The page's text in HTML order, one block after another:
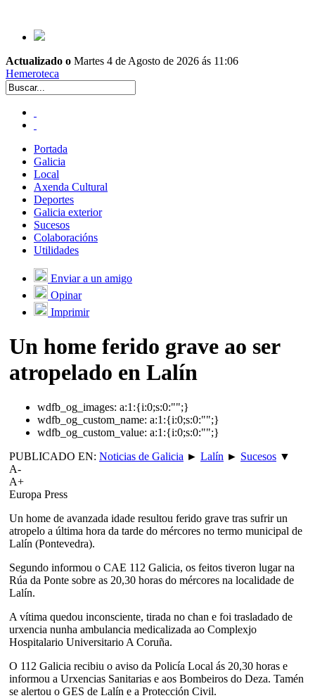
Actualizado o Martes 4 de Agosto de 2026 ás 11:06
Hemeroteca
Portada
Galicia
Local
Axenda Cultural
Deportes
Galicia exterior
Sucesos
Colaboracións
Utilidades
Enviar a un amigo
Opinar
Imprimir
Un home ferido grave ao ser
atropelado en Lalín
wdfb_og_images: a:1:{i:0;s:0:"";}
wdfb_og_custom_name: a:1:{i:0;s:0:"";}
wdfb_og_custom_value: a:1:{i:0;s:0:"";}
PUBLICADO EN: Noticias de Galicia ► Lalín ► Sucesos ▼
A-
A+
Europa Press
Un home de avanzada idade resultou ferido grave tras sufrir un
atropelo a última hora da tarde do mércores no termo municipal de
Lalín (Pontevedra).
Segundo informou o CAE 112 Galicia, os feitos tiveron lugar na
Rúa da Ponte sobre as 20,30 horas do mércores na localidade de
Lalín.
A vítima quedou inconsciente, tirada no chan e foi trasladado de
urxencia nunha ambulancia medicalizada ao Complexjo
Hospitalario Universitario A Coruña.
O 112 Galicia recibiu o aviso da Policía Local ás 20,30 horas e
informou a Urxencias Sanitarias e aos Bombeiros do Deza. Tamén
se alertou o GES de Lalín e a Protección Civil.